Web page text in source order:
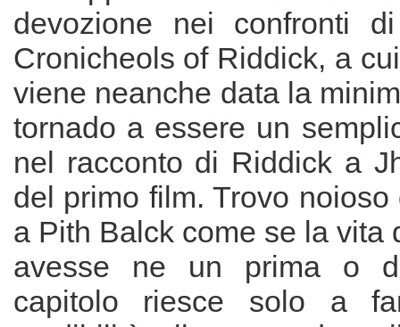
devozione nei confronti
Cronicheols of Riddick, a
viene neanche data la
tornado a essere un
nel racconto di Riddick a
del primo film. Trovo
a Pith Balck come se la vita
avesse ne un prima o
capitolo riesce solo a